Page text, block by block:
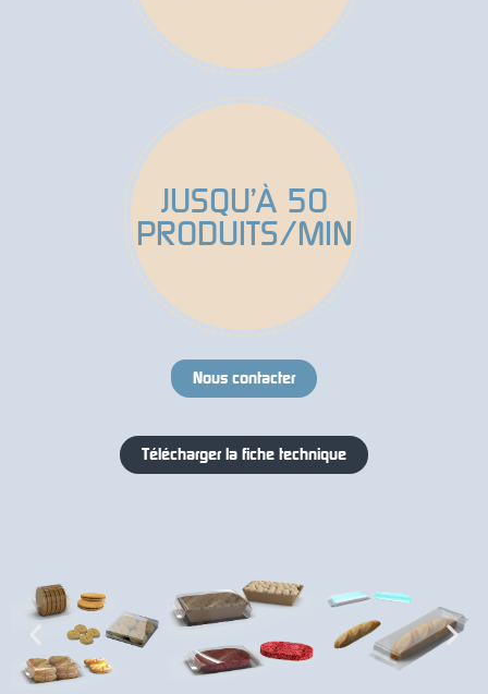
JUSQU’À 50
PRODUITS/MIN
Nous contacter
Télécharger la fiche technique